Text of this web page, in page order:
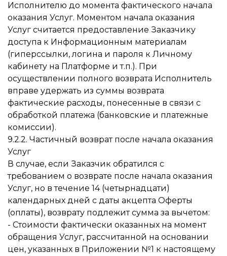
Исполнителю до момента фактического начала
оказания Услуг. Моментом начала оказания
Услуг считается предоставление Заказчику
доступа к Информационным материалам
(гиперссылки, логина и пароля к Личному
кабинету на Платформе и т.п.). При
осуществлении полного возврата Исполнитель
вправе удержать из суммы возврата
фактические расходы, понесенные в связи с
обработкой платежа (банковские и платежные
комиссии).
9.2.2. Частичный возврат после начала оказания
Услуг
В случае, если Заказчик обратился с
требованием о возврате после начала оказания
Услуг, но в течение 14 (четырнадцати)
календарных дней с даты акцепта Оферты
(оплаты), возврату подлежит сумма за вычетом:
- Стоимости фактически оказанных на момент
обращения Услуг, рассчитанной на основании
цен, указанных в Приложении №1 к настоящему